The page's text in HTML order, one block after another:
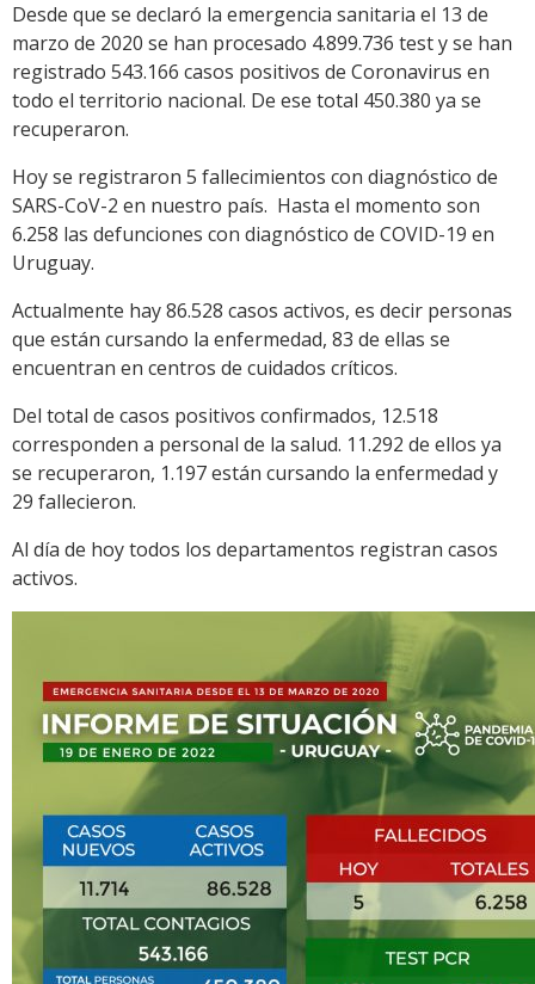
Desde que se declaró la emergencia sanitaria el 13 de
marzo de 2020 se han procesado 4.899.736 test y se han
registrado 543.166 casos positivos de Coronavirus en
todo el territorio nacional. De ese total 450.380 ya se
recuperaron.
Hoy se registraron 5 fallecimientos con diagnóstico de
SARS-CoV-2 en nuestro país. Hasta el momento son
6.258 las defunciones con diagnóstico de COVID-19 en
Uruguay.
Actualmente hay 86.528 casos activos, es decir personas
que están cursando la enfermedad, 83 de ellas se
encuentran en centros de cuidados críticos.
Del total de casos positivos confirmados, 12.518
corresponden a personal de la salud. 11.292 de ellos ya
se recuperaron, 1.197 están cursando la enfermedad y
29 fallecieron.
Al día de hoy todos los departamentos registran casos
activos.